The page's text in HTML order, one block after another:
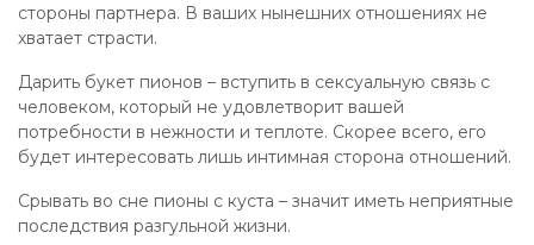
стороны партнера. В ваших нынешних отношениях не
хватает страсти.
Дарить букет пионов – вступить в сексуальную связь с
человеком, который не удовлетворит вашей
потребности в нежности и теплоте. Скорее всего, его
будет интересовать лишь интимная сторона отношений.
Срывать во сне пионы с куста – значит иметь неприятные
последствия разгульной жизни.